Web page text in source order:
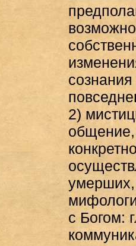
2)
общение,
с Богом: